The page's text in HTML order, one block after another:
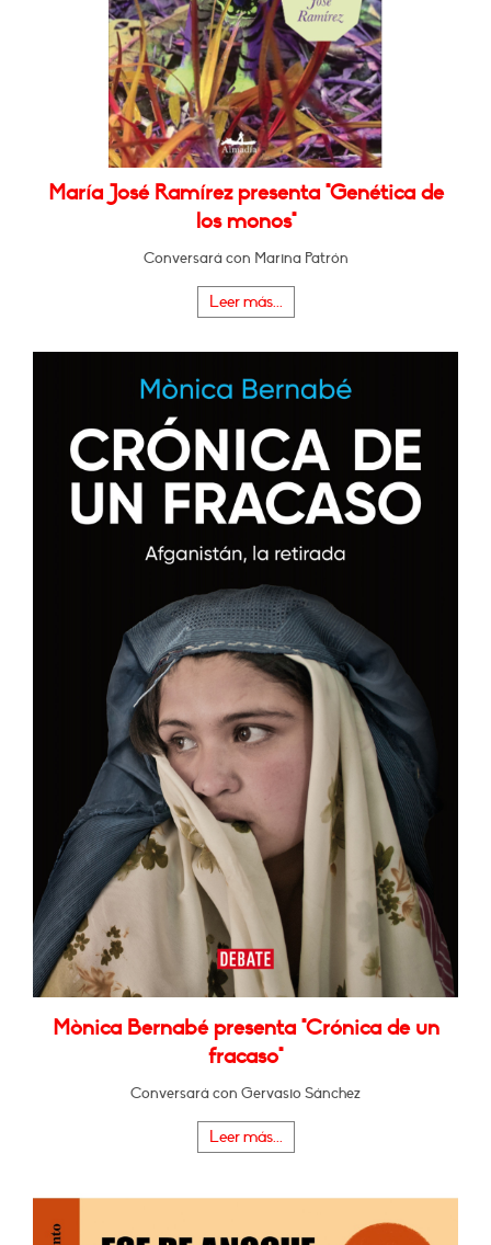
María José Ramírez presenta "Genética de
los monos"
Conversará con Marina Patrón
Leer más...
Mònica Bernabé presenta "Crónica de un
fracaso"
Conversará con Gervasio Sánchez
Leer más...